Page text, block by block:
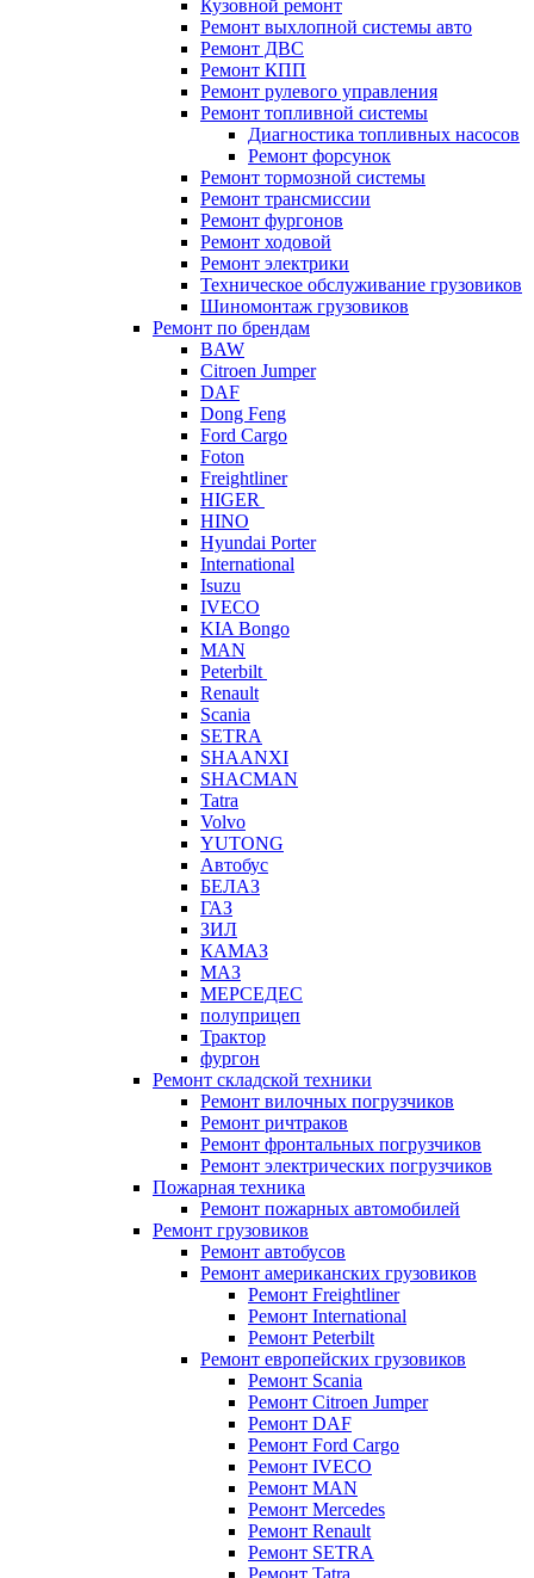
Кузовной ремонт
Ремонт выхлопной системы авто
Ремонт ДВС
Ремонт КПП
Ремонт рулевого управления
Ремонт топливной системы
Диагностика топливных насосов
Ремонт форсунок
Ремонт тормозной системы
Ремонт трансмиссии
Ремонт фургонов
Ремонт ходовой
Ремонт электрики
Техническое обслуживание грузовиков
Шиномонтаж грузовиков
Ремонт по брендам
BAW
Citroen Jumper
DAF
Dong Feng
Ford Cargo
Foton
Freightliner
HIGER
HINO
Hyundai Porter
International
Isuzu
IVECO
KIA Bongo
MAN
Peterbilt
Renault
Scania
SETRA
SHAANXI
SHACMAN
Tatra
Volvo
YUTONG
Автобус
БЕЛАЗ
ГАЗ
ЗИЛ
КАМАЗ
МАЗ
МЕРСЕДЕС
полуприцеп
Трактор
фургон
Ремонт складской техники
Ремонт вилочных погрузчиков
Ремонт ричтраков
Ремонт фронтальных погрузчиков
Ремонт электрических погрузчиков
Пожарная техника
Ремонт пожарных автомобилей
Ремонт грузовиков
Ремонт автобусов
Ремонт американских грузовиков
Ремонт Freightliner
Ремонт International
Ремонт Peterbilt
Ремонт европейских грузовиков
Ремонт Scania
Ремонт Citroen Jumper
Ремонт DAF
Ремонт Ford Cargo
Ремонт IVECO
Ремонт MAN
Ремонт Mercedes
Ремонт Renault
Ремонт SETRA
Ремонт Tatra